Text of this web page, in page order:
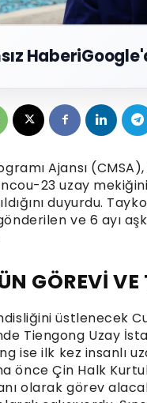
Haberi
Ajansı
23 uzay
duyurdu.
ve 6 ayı
GÖREVİ
üstlenecek
Tiengong Uzay
ise ilk kez insanlı
önce Çin Halk
olarak görev